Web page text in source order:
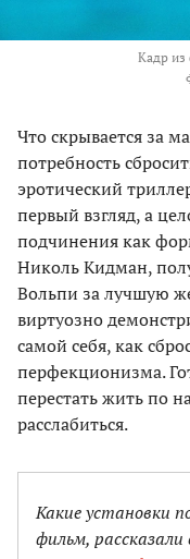
Кадр из
Что скрывается за
потребность
эротический
первый взгляд, а
подчинения как
Николь Кидман,
Вольпи за лучшую
виртуозно
самой себя, как
перфекционизма.
перестать жить по
расслабиться.
Какие установки
фильм,